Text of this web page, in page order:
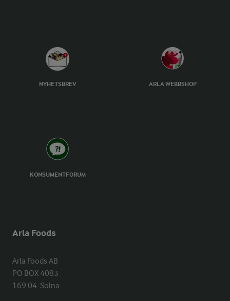
NYHETSBREV ARLA WEBBSHOP
KONSUMENTFORUM
Arla Foods
Arla Foods AB
PO BOX 4083
169 04  Solna